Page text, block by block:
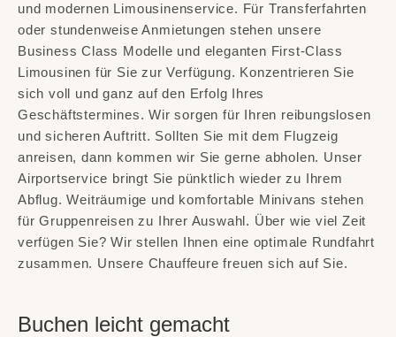
und modernen Limousinenservice. Für Transferfahrten
oder stundenweise Anmietungen stehen unsere
Business Class Modelle und eleganten First-Class
Limousinen für Sie zur Verfügung. Konzentrieren Sie
sich voll und ganz auf den Erfolg Ihres
Geschäftstermines. Wir sorgen für Ihren reibungslosen
und sicheren Auftritt. Sollten Sie mit dem Flugzeig
anreisen, dann kommen wir Sie gerne abholen. Unser
Airportservice bringt Sie pünktlich wieder zu Ihrem
Abflug. Weiträumige und komfortable Minivans stehen
für Gruppenreisen zu Ihrer Auswahl. Über wie viel Zeit
verfügen Sie? Wir stellen Ihnen eine optimale Rundfahrt
zusammen. Unsere Chauffeure freuen sich auf Sie.
Buchen leicht gemacht